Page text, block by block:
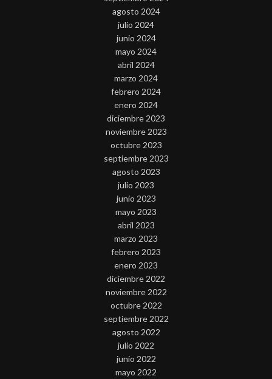
agosto 2024
julio 2024
junio 2024
mayo 2024
abril 2024
marzo 2024
febrero 2024
enero 2024
diciembre 2023
noviembre 2023
octubre 2023
septiembre 2023
agosto 2023
julio 2023
junio 2023
mayo 2023
abril 2023
marzo 2023
febrero 2023
enero 2023
diciembre 2022
noviembre 2022
octubre 2022
septiembre 2022
agosto 2022
julio 2022
junio 2022
mayo 2022